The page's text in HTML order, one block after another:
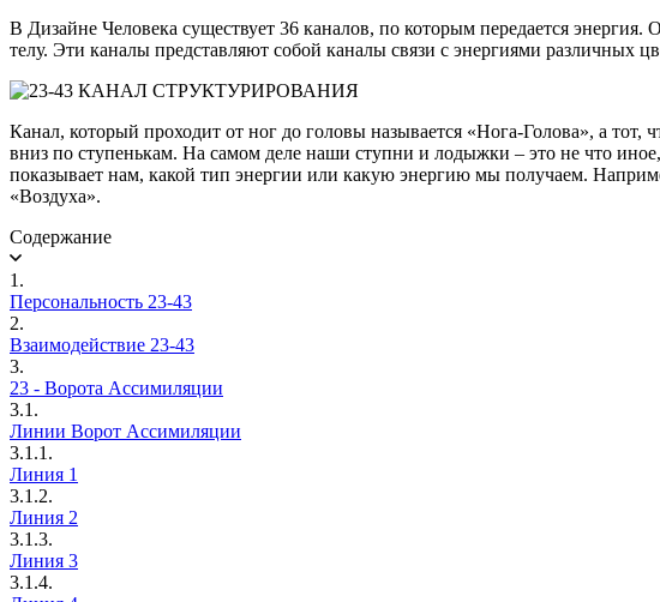
В Дизайне Человека существует 36 каналов, по которым передается
телу. Эти каналы представляют собой каналы связи с энергиями различных
Канал, который проходит от ног до головы называется «Нога-Голова», а
вниз по ступенькам. На самом деле наши ступни и лодыжки – это не что
показывает нам, какой тип энергии или какую энергию мы получаем.
«Воздуха».
Содержание
1.
Персональность 23-43
2.
Взаимодействие 23-43
3.
23 - Ворота Ассимиляции
3.1.
Линии Ворот Ассимиляции
3.1.1.
Линия 1
3.1.2.
Линия 2
3.1.3.
Линия 3
3.1.4.